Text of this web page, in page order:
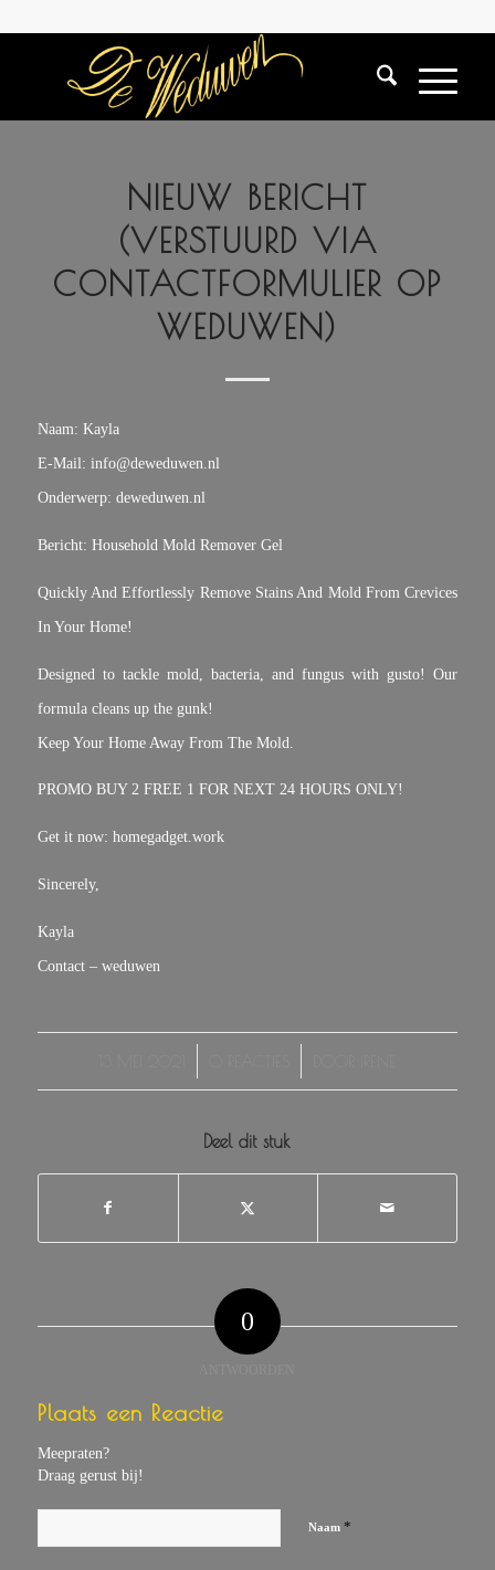
NIEUW BERICHT
(VERSTUURD VIA
CONTACTFORMULIER OP
WEDUWEN)
Naam: Kayla
E-Mail: info@deweduwen.nl
Onderwerp: deweduwen.nl
Bericht: Household Mold Remover Gel
Quickly And Effortlessly Remove Stains And Mold From Crevices
In Your Home!
Designed to tackle mold, bacteria, and fungus with gusto! Our
formula cleans up the gunk!
Keep Your Home Away From The Mold.
PROMO BUY 2 FREE 1 FOR NEXT 24 HOURS ONLY!
Get it now: homegadget.work
Sincerely,
Kayla
Contact – weduwen
Deel dit stuk
0
Plaats een Reactie
Meepraten?
Draag gerust bij!
Naam *